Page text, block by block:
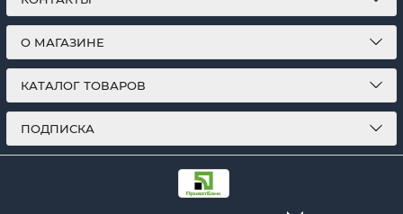
О МАГАЗИНЕ
КАТАЛОГ ТОВАРОВ
ПОДПИСКА